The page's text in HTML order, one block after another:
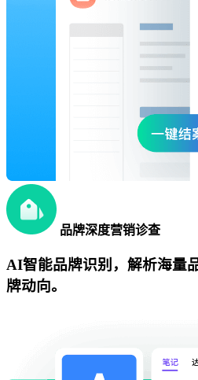
品牌深度营销诊查
AI智能品牌识别，解析海量
牌动向。